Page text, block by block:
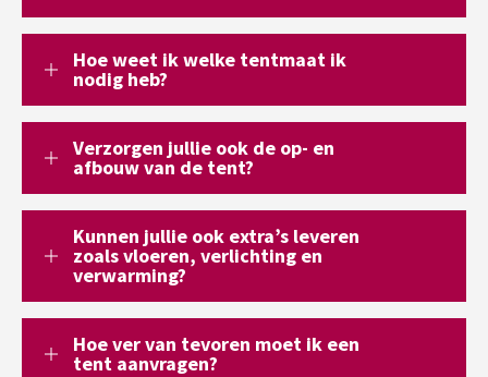
Hoe weet ik welke tentmaat ik
nodig heb?
Verzorgen jullie ook de op- en
afbouw van de tent?
Kunnen jullie ook extra’s leveren
zoals vloeren, verlichting en
verwarming?
Hoe ver van tevoren moet ik een
tent aanvragen?